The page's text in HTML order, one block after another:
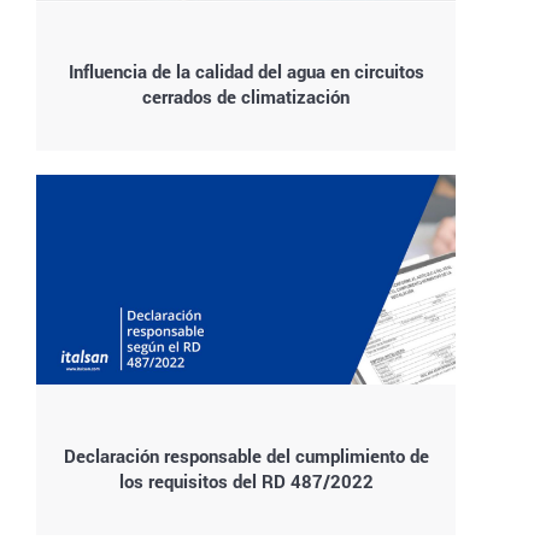
Influencia de la calidad del agua en circuitos
cerrados de climatización
Declaración responsable del cumplimiento de
los requisitos del RD 487/2022